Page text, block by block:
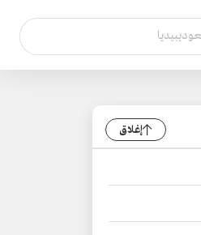
إغلاق